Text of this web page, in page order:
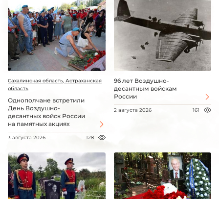
Сахалинская область, Астраханская
область
Однополчане встретили
День Воздушно-
десантных войск России
на памятных акциях
3 августа 2026 128
96 лет Воздушно-
десантным войскам
России
2 августа 2026 161